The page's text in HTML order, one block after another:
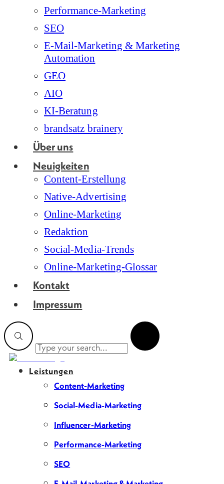
Performance-Marketing
SEO
E-Mail-Marketing & Marketing
Automation
GEO
AIO
KI-Beratung
brandsatz brainery
Über uns
Neuigkeiten
Content-Erstellung
Native-Advertising
Online-Marketing
Redaktion
Social-Media-Trends
Online-Marketing-Glossar
Kontakt
Impressum
Leistungen
Content-Marketing
Social-Media-Marketing
Influencer-Marketing
Performance-Marketing
SEO